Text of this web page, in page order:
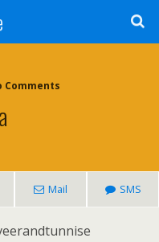
Comments
Mail SMS